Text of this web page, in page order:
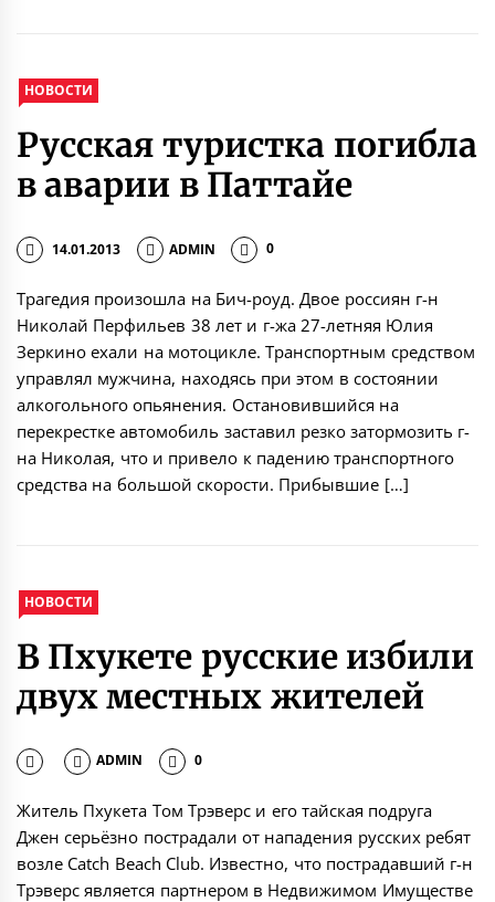
НОВОСТИ
Русская туристка погибла
в аварии в Паттайе
14.01.2013 ADMIN 0
Трагедия произошла на Бич-роуд. Двое россиян г-н
Николай Перфильев 38 лет и г-жа 27-летняя Юлия
Зеркино ехали на мотоцикле. Транспортным средством
управлял мужчина, находясь при этом в состоянии
алкогольного опьянения. Остановившийся на
перекрестке автомобиль заставил резко затормозить г-
на Николая, что и привело к падению транспортного
средства на большой скорости. Прибывшие […]
НОВОСТИ
В Пхукете русские избили
двух местных жителей
ADMIN 0
Житель Пхукета Том Трэверс и его тайская подруга
Джен серьёзно пострадали от нападения русских ребят
возле Catch Beach Club. Известно, что пострадавший г-н
Трэверс является партнером в Недвижимом Имуществе